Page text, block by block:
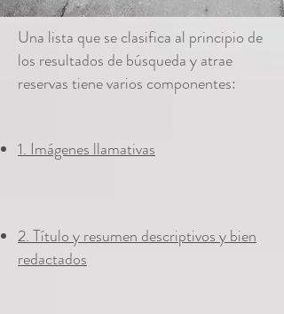
Una lista que se clasifica al principio de
los resultados de búsqueda y atrae
reservas tiene varios componentes:
1. Imágenes llamativas
2. Título y resumen descriptivos y bien
redactados